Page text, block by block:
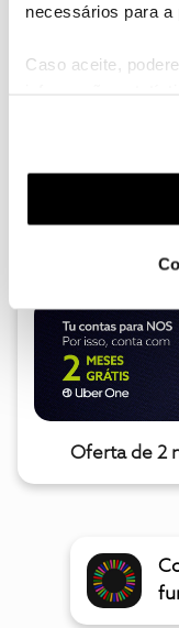
necessários para a
Caso aceite,
funcionalidades
funcionalidade) e
(cookies de
utilização dos
A
Oferta de 2